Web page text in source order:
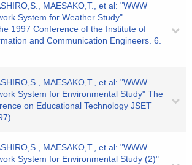
MAESAKO,T., et al: "WWW
System for Weather Study"
1997 Conference of the Institute of
and Communication Engineers. 6.
MAESAKO,T., et al: "WWW
System for Environmental Study" The
on Educational Technology JSET
MAESAKO,T., et al: "WWW
System for Environmental Study (2)"